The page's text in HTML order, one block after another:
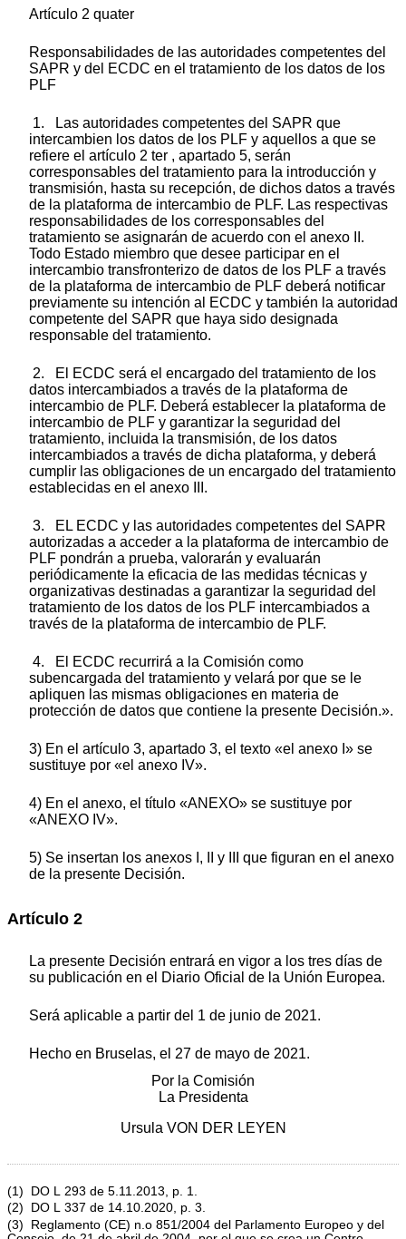
Artículo 2 quater
Responsabilidades de las autoridades competentes del
SAPR y del ECDC en el tratamiento de los datos de los
PLF
1. Las autoridades competentes del SAPR que
intercambien los datos de los PLF y aquellos a que se
refiere el artículo 2 ter , apartado 5, serán
corresponsables del tratamiento para la introducción y
transmisión, hasta su recepción, de dichos datos a través
de la plataforma de intercambio de PLF. Las respectivas
responsabilidades de los corresponsables del
tratamiento se asignarán de acuerdo con el anexo II.
Todo Estado miembro que desee participar en el
intercambio transfronterizo de datos de los PLF a través
de la plataforma de intercambio de PLF deberá notificar
previamente su intención al ECDC y también la autoridad
competente del SAPR que haya sido designada
responsable del tratamiento.
2. El ECDC será el encargado del tratamiento de los
datos intercambiados a través de la plataforma de
intercambio de PLF. Deberá establecer la plataforma de
intercambio de PLF y garantizar la seguridad del
tratamiento, incluida la transmisión, de los datos
intercambiados a través de dicha plataforma, y deberá
cumplir las obligaciones de un encargado del tratamiento
establecidas en el anexo III.
3. EL ECDC y las autoridades competentes del SAPR
autorizadas a acceder a la plataforma de intercambio de
PLF pondrán a prueba, valorarán y evaluarán
periódicamente la eficacia de las medidas técnicas y
organizativas destinadas a garantizar la seguridad del
tratamiento de los datos de los PLF intercambiados a
través de la plataforma de intercambio de PLF.
4. El ECDC recurrirá a la Comisión como
subencargada del tratamiento y velará por que se le
apliquen las mismas obligaciones en materia de
protección de datos que contiene la presente Decisión.».
3) En el artículo 3, apartado 3, el texto «el anexo I» se
sustituye por «el anexo IV».
4) En el anexo, el título «ANEXO» se sustituye por
«ANEXO IV».
5) Se insertan los anexos I, II y III que figuran en el anexo
de la presente Decisión.
Artículo 2
La presente Decisión entrará en vigor a los tres días de
su publicación en el Diario Oficial de la Unión Europea.
Será aplicable a partir del 1 de junio de 2021.
Hecho en Bruselas, el 27 de mayo de 2021.
Por la Comisión
La Presidenta
Ursula VON DER LEYEN
(1 ) DO L 293 de 5.11.2013, p. 1
(2) DO L 337 de 14.10.2020, p. 3.
(3) Reglamento (CE) n. o 851/2004 del Parlamento Europeo y del